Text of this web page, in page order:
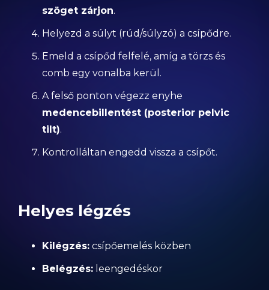
szöget zárjon.
Helyezd a súlyt (rúd/súlyzó) a csípődre.
Emeld a csípőd felfelé, amíg a törzs és
comb egy vonalba kerül.
A felső ponton végezz enyhe
medencebillentést (posterior pelvic
tilt).
Kontrolláltan engedd vissza a csípőt.
Helyes légzés
Kilégzés: csípőemelés közben
Belégzés: leengedéskor